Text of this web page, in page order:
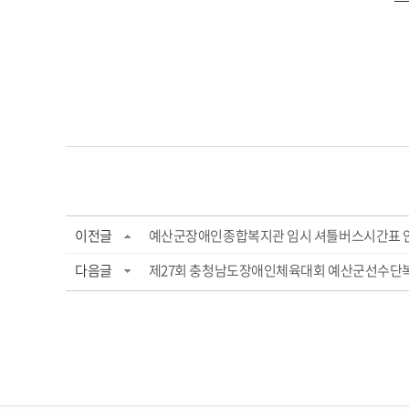
이전글
예산군장애인종합복지관 임시 셔틀버스시간표
다음글
제27회 충청남도장애인체육대회 예산군선수단